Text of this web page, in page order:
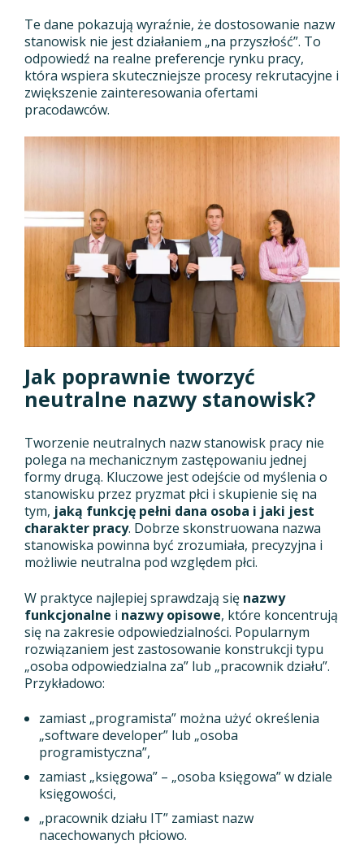
Te dane pokazują wyraźnie, że dostosowanie nazw
stanowisk nie jest działaniem „na przyszłość”. To
odpowiedź na realne preferencje rynku pracy,
która wspiera skuteczniejsze procesy rekrutacyjne i
zwiększenie zainteresowania ofertami
pracodawców.
Jak poprawnie tworzyć
neutralne nazwy stanowisk?
Tworzenie neutralnych nazw stanowisk pracy nie
polega na mechanicznym zastępowaniu jednej
formy drugą. Kluczowe jest odejście od myślenia o
stanowisku przez pryzmat płci i skupienie się na
tym, jaką funkcję pełni dana osoba i jaki jest
charakter pracy. Dobrze skonstruowana nazwa
stanowiska powinna być zrozumiała, precyzyjna i
możliwie neutralna pod względem płci.
W praktyce najlepiej sprawdzają się nazwy
funkcjonalne i nazwy opisowe, które koncentrują
się na zakresie odpowiedzialności. Popularnym
rozwiązaniem jest zastosowanie konstrukcji typu
„osoba odpowiedzialna za” lub „pracownik działu”.
Przykładowo:
zamiast „programista” można użyć określenia
„software developer” lub „osoba
programistyczna”,
zamiast „księgowa” – „osoba księgowa” w dziale
księgowości,
„pracownik działu IT” zamiast nazw
nacechowanych płciowo.